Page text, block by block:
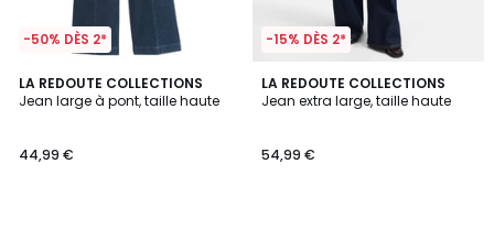
-50% DÈS 2*
LA REDOUTE COLLECTIONS
Jean large à pont, taille haute
44,99 €
4,4
/ 5
2
Couleurs
-15% DÈS 2*
LA REDOUTE COLLECTIONS
Jean extra large, taille haute
54,99 €
4,6
/ 5
2
Couleurs